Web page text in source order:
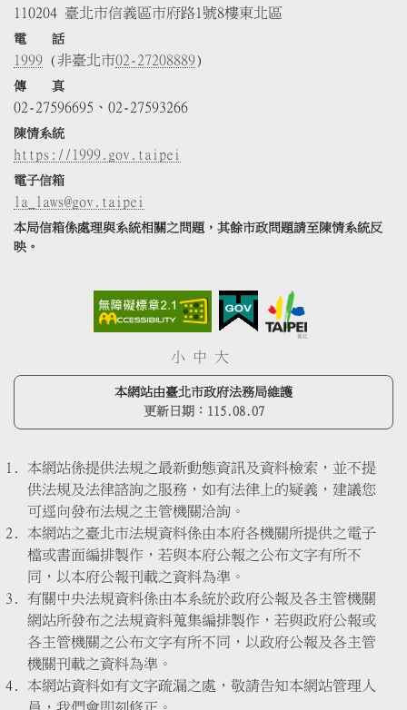
110204 臺北市信義區市府路1號8樓東北區
電 話
1999 (非臺北市02-27208889)
傳 真
02-27596695、02-27593266
陳情系統
https://1999.gov.taipei
電子信箱
la_laws@gov.taipei
本局信箱係處理與系統相關之問題，其餘市政問題請至陳情系統反
映。
小 中 大
本網站由臺北市政府法務局維護
更新日期： 115.08.07
本網站係提供法規之最新動態資訊及資料檢索，並不提
供法規及法律諮詢之服務，如有法律上的疑義，建議您
可逕向發布法規之主管機關洽詢。
本網站之臺北市法規資料係由本府各機關所提供之電子
檔或書面編排製作，若與本府公報之公布文字有所不
同，以本府公報刊載之資料為準。
有關中央法規資料係由本系統於政府公報及各主管機關
網站所發布之法規資料蒐集編排製作，若與政府公報或
各主管機關之公布文字有所不同，以政府公報及各主管
機關刊載之資料為準。
本網站資料如有文字疏漏之處，敬請告知本網站管理人
員，我們會即刻修正。